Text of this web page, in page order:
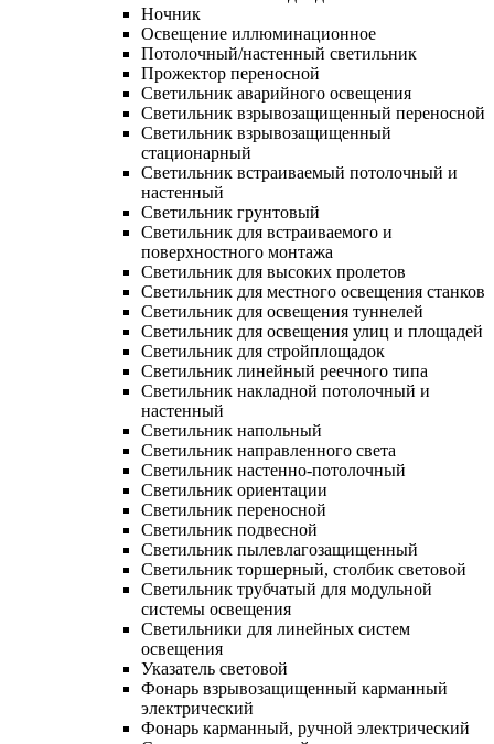
Ночник
Освещение иллюминационное
Потолочный/настенный светильник
Прожектор переносной
Светильник аварийного освещения
Светильник взрывозащищенный переносной
Светильник взрывозащищенный
стационарный
Светильник встраиваемый потолочный и
настенный
Светильник грунтовый
Светильник для встраиваемого и
поверхностного монтажа
Светильник для высоких пролетов
Светильник для местного освещения станков
Светильник для освещения туннелей
Светильник для освещения улиц и площадей
Светильник для стройплощадок
Светильник линейный реечного типа
Светильник накладной потолочный и
настенный
Светильник напольный
Светильник направленного света
Светильник настенно-потолочный
Светильник ориентации
Светильник переносной
Светильник подвесной
Светильник пылевлагозащищенный
Светильник торшерный, столбик световой
Светильник трубчатый для модульной
системы освещения
Светильники для линейных систем
освещения
Указатель световой
Фонарь взрывозащищенный карманный
электрический
Фонарь карманный, ручной электрический